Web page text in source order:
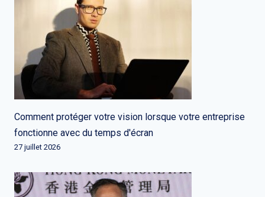
Comment protéger votre vision lorsque votre entreprise
fonctionne avec du temps d'écran
27 juillet 2026